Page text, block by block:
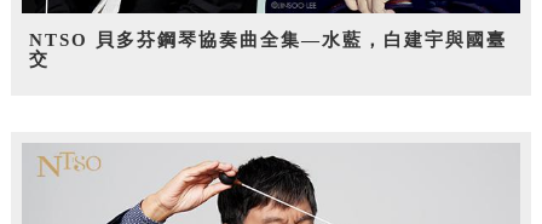
NTSO 貝多芬鋼琴協奏曲全集—水藍，白建宇與國臺
交